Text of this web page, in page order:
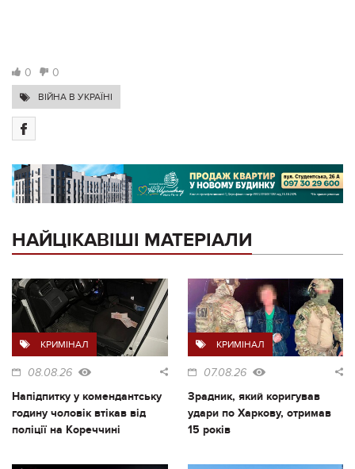
0 0
ВІЙНА В УКРАЇНІ
НАЙЦІКАВІШІ МАТЕРІАЛИ
КРИМІНАЛ
08.08.26
Напідпитку у комендантську
годину чоловік втікав від
поліції на Кореччині
КРИМІНАЛ
07.08.26
Зрадник, який коригував
удари по Харкову, отримав
15 років